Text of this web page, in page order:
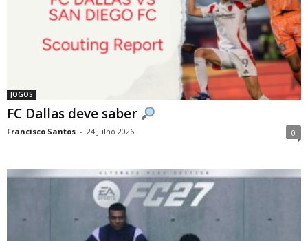
JOGOS
FC Dallas deve saber
Francisco Santos - 24 Julho 2026 0